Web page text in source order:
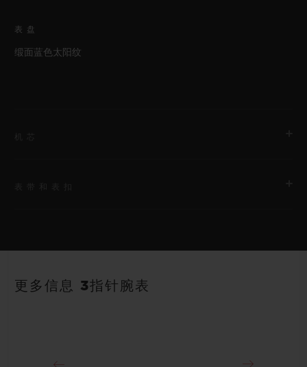
表盘
缎面蓝色太阳纹
约48小时
表带
更多信息 3指针腕表